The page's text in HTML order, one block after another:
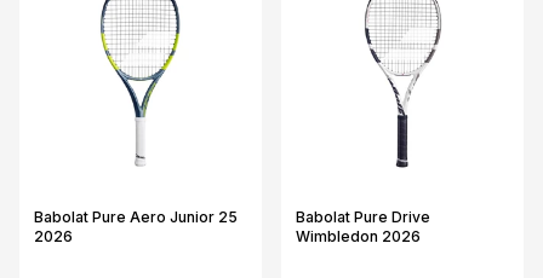
Babolat Pure Aero Junior 25
2026
Babolat Pure Drive
Wimbledon 2026